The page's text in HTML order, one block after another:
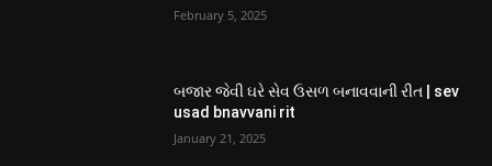
February 5, 2025
બજાર જેવી ઘરે સેવ ઉસળ બનાવવાની રીત | sev
usad bnavvani rit
January 21, 2025